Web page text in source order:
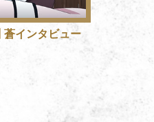
蒼インタビュー